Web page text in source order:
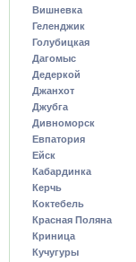
Вишневка
Геленджик
Голубицкая
Дагомыс
Дедеркой
Джанхот
Джубга
Дивноморск
Евпатория
Ейск
Кабардинка
Керчь
Коктебель
Красная Поляна
Криница
Кучугуры